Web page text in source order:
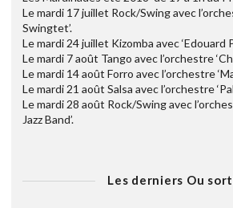
Le mardi 17 juillet Rock/Swing avec
Swingtet’.
Le mardi 24 juillet Kizomba avec ‘Edouard
Le mardi 7 août Tango avec l’orchestre
Le mardi 14 août Forro avec l’orchestre
Le mardi 21 août Salsa avec l’orchestre
Le mardi 28 août Rock/Swing avec
Jazz Band’.
Les derniers Ou